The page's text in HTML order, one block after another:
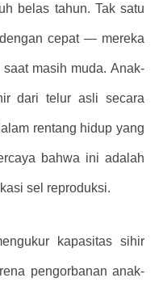
belas tahun. Tak satu
cepat — mereka
masih muda. Anak-
dari telur asli secara
rentang hidup yang
bahwa ini adalah
sel reproduksi.
kapasitas sihir
pengorbanan anak-